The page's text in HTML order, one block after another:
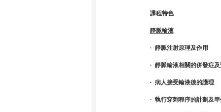
課程特色
靜脈輸液
· 靜脈注射原理及作用
· 靜脈輸液相關的併發症
· 病人接受輸液後的護理
· 執行穿刺程序的計劃及準